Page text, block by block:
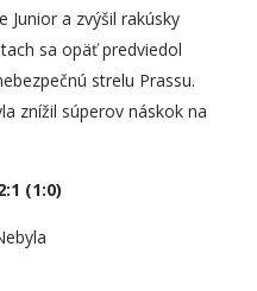
Junior a zvýšil rakúsky
sa opäť predviedol
strelu Prassu.
znížil súperov náskok na
(1:0)